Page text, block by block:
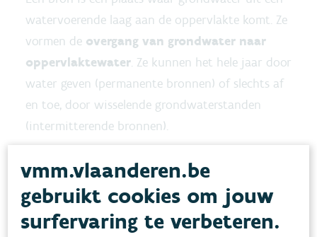
watervoerende laag aan de oppervlakte komt. Ze
vormen de overgang van grondwater naar
oppervlaktewater. Ze kunnen het hele jaar door
water geven (permanente bronnen) of slechts af
en toe, door wisselende grondwaterstanden
(intermitterende bronnen).
De bronnen in de Brabantse Wouden worden
ingedeeld in vier soorten:
Alleenstaande puntbronnenstaan helemaal
vmm.vlaanderen.be
gebruikt cookies om jouw
surfervaring te verbeteren.